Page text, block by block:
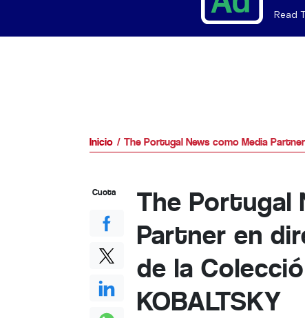
Read
Inicio The Portugal News como Media
The Portugal
Partner en
de la
KOBALTSKY
Cuota